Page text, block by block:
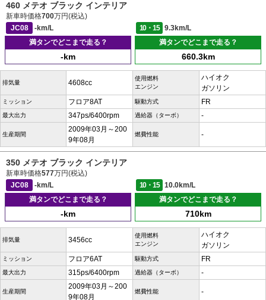
460 メテオ ブラック インテリア
新車時価格700万円(税込)
JC08
-km/L 10・15
9.3km/L
満タンでどこまで走る？
-km
満タンでどこまで走る？
660.3km
排気量 4608cc
使用燃料
エンジン
ハイオク
ガソリン
ミッション フロア8AT 駆動方式 FR
最大出力 347ps/6400rpm 過給器（ターボ） -
生産期間
2009年03月～200
9年08月
燃費性能 -
350 メテオ ブラック インテリア
新車時価格577万円(税込)
JC08
-km/L 10・15
10.0km/L
満タンでどこまで走る？
-km
満タンでどこまで走る？
710km
排気量 3456cc
使用燃料
エンジン
ハイオク
ガソリン
ミッション フロア6AT 駆動方式 FR
最大出力 315ps/6400rpm 過給器（ターボ） -
生産期間
2009年03月～200
9年08月
燃費性能 -